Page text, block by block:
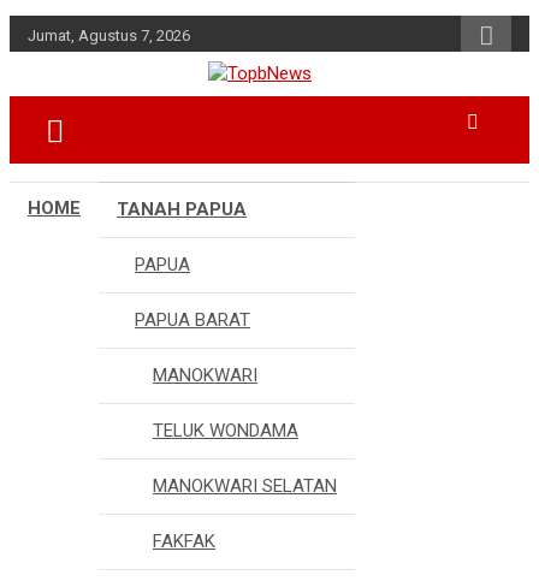
Skip
to
Jumat, Agustus 7, 2026
HOME TANAH PAPUA
PAPUA
PAPUA BARAT
MANOKWARI
TELUK WONDAMA
MANOKWARI SELATAN
FAKFAK